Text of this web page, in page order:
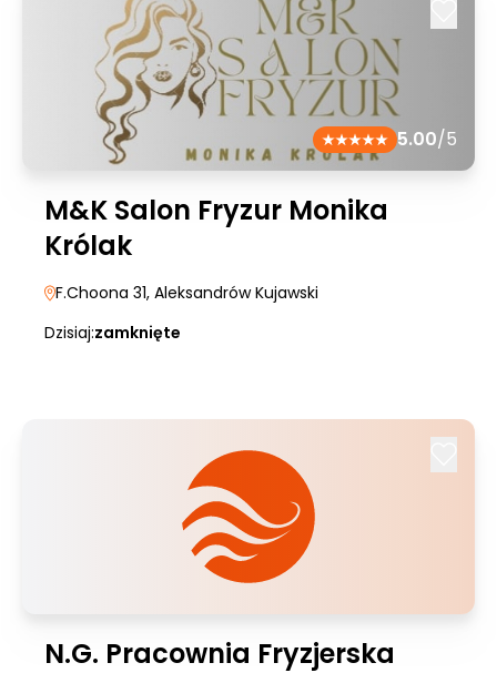
5.00/5
M&K Salon Fryzur Monika
Królak
F.Choona 31, Aleksandrów Kujawski
Dzisiaj:zamknięte
N.G. Pracownia Fryzjerska